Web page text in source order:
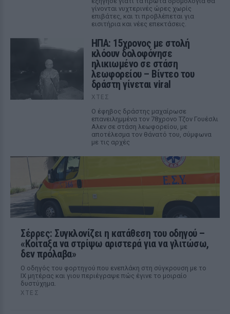
γίνονται νυχτερινές ώρες χωρίς
επιβάτες, και τι προβλέπεται για
εισιτήρια και νέες επεκτάσεις.
ΗΠΑ: 15χρονος με στολή
κλόουν δολοφόνησε
ηλικιωμένο σε στάση
λεωφορείου – Βίντεο του
δράστη γίνεται viral
ΧΤΕΣ
Ο έφηβος δράστης μαχαίρωσε
επανειλημμένα τον 78χρονο Τζον Γουέσλι
Αλεν σε στάση λεωφορείου, με
αποτέλεσμα τον θάνατό του, σύμφωνα
με τις αρχές
Σέρρες: Συγκλονίζει η κατάθεση του οδηγού –
«Κοίταξα να στρίψω αριστερά για να γλιτώσω,
δεν πρόλαβα»
Ο οδηγός του φορτηγού που ενεπλάκη στη σύγκρουση με το
ΙΧ μητέρας και γιου περιέγραψε πώς έγινε το μοιραίο
δυστύχημα.
ΧΤΕΣ